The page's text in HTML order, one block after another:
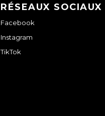
RÉSEAUX SOCIAUX
Facebook
Instagram
TikTok